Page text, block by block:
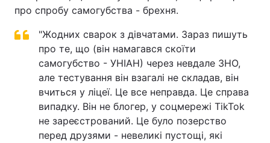
про спробу самогубства - брехня.
"Жодних сварок з дівчатами. Зараз пишуть
про те, що (він намагався скоїти
самогубство - УНІАН) через невдале ЗНО,
але тестування він взагалі не складав, він
вчиться у ліцеї. Це все неправда. Це справа
випадку. Він не блогер, у соцмережі TikTok
не зареєстрований. Це було позерство
перед друзями - невеликі пустощі, які